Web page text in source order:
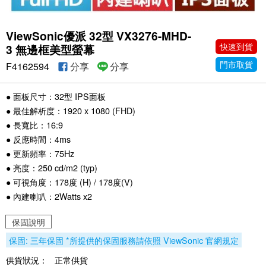
ViewSonic優派 32型 VX3276-MHD-
3 無邊框美型螢幕
快速到貨
門市取貨
F4162594 分享 分享
● 面板尺寸：32型 IPS面板
● 最佳解析度：1920 x 1080 (FHD)
● 長寬比：16:9
● 反應時間：4ms
● 更新頻率：75Hz
● 亮度：250 cd/m2 (typ)
● 可視角度：178度 (H) / 178度(V)
● 內建喇叭：2Watts x2
保固說明
保固: 三年保固 *所提供的保固服務請依照 ViewSonic 官網規定
供貨狀況：
正常供貨